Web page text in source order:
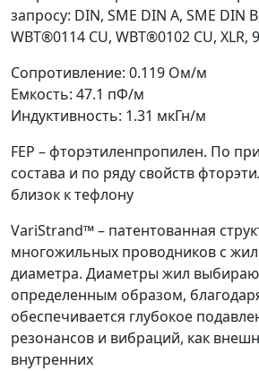
запросу: DIN, SME DIN A, SME DIN
WBT®0114 CU, WBT®0102 CU, XLR,
Сопротивление: 0.119 Ом/м
Емкость: 47.1 пФ/м
Индуктивность: 1.31 мкГн/м
FEP – фторэтиленпропилен. По
состава и по ряду свойств
близок к тефлону
VariStrand™ – патентованная
многожильных проводников с
диаметра. Диаметры жил
определенным образом,
обеспечивается глубокое
резонансов и вибраций, как
внутренних